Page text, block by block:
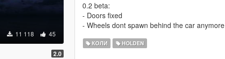
11 118 45
2.0
0.2 beta:
- Doors fixed
- Wheels dont spawn behind the car anymore
КОЛИ HOLDEN